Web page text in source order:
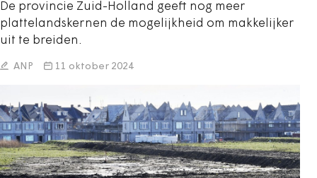
De provincie Zuid-Holland geeft nog meer
plattelandskernen de mogelijkheid om makkelijker
uit te breiden.
ANP 11 oktober 2024